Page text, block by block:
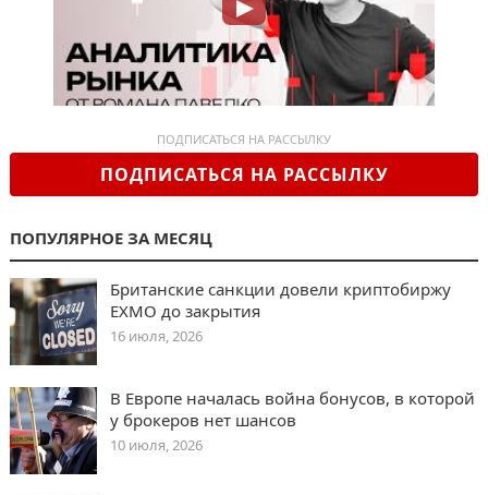
ПОДПИСАТЬСЯ НА РАССЫЛКУ
ПОДПИСАТЬСЯ НА РАССЫЛКУ
ПОПУЛЯРНОЕ ЗА МЕСЯЦ
Британские санкции довели криптобиржу
EXMO до закрытия
16 июля, 2026
В Европе началась война бонусов, в которой
у брокеров нет шансов
10 июля, 2026